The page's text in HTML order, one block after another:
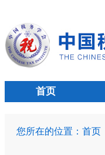
首页
您所在的位置： 首页